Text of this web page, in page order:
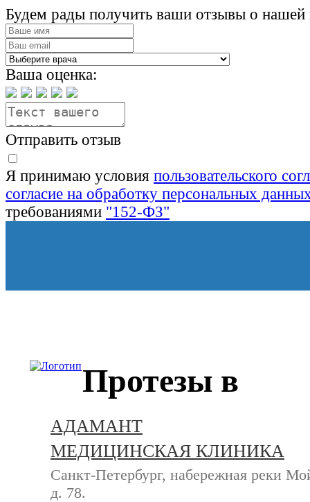
Будем рады получить ваши отзывы о нашей
Ваша оценка:
Отправить отзыв
Я принимаю условия пользовательского
согласие на обработку персональных
требованиями "152-ФЗ"
АДАМАНТ
МЕДИЦИНСКАЯ КЛИНИКА
Санкт-Петербург, набережная реки
д. 78.
Протезы в